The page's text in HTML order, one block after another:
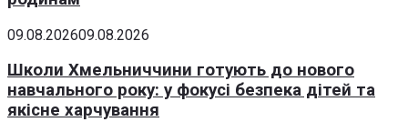
09.08.202609.08.2026
Школи Хмельниччини готують до нового
навчального року: у фокусі безпека дітей та
якісне харчування